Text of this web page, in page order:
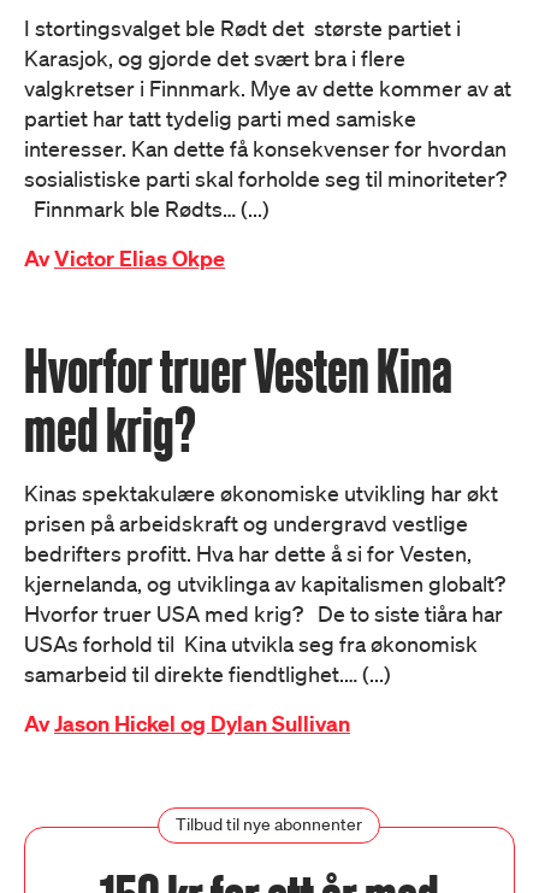
I stortingsvalget ble Rødt det største partiet i
Karasjok, og gjorde det svært bra i flere
valgkretser i Finnmark. Mye av dette kommer av at
partiet har tatt tydelig parti med samiske
interesser. Kan dette få konsekvenser for hvordan
sosialistiske parti skal forholde seg til minoriteter?
Finnmark ble Rødts… (...)
AvVictor Elias Okpe
Hvorfor truer Vesten Kina
med krig?
Kinas spektakulære økonomiske utvikling har økt
prisen på arbeidskraft og undergravd vestlige
bedrifters profitt. Hva har dette å si for Vesten,
kjernelanda, og utviklinga av kapitalismen globalt?
Hvorfor truer USA med krig? De to siste tiåra har
USAs forhold til Kina utvikla seg fra økonomisk
samarbeid til direkte fiendtlighet.… (...)
AvJason Hickel og Dylan Sullivan
Tilbud til nye abonnenter